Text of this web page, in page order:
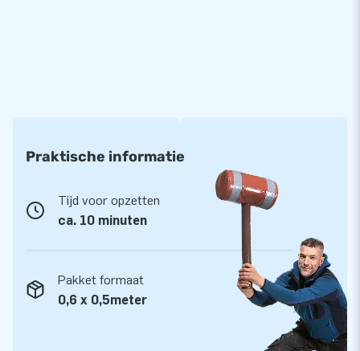
Praktische informatie
Tijd voor opzetten
ca. 10 minuten
Pakket formaat
0,6 x 0,5meter